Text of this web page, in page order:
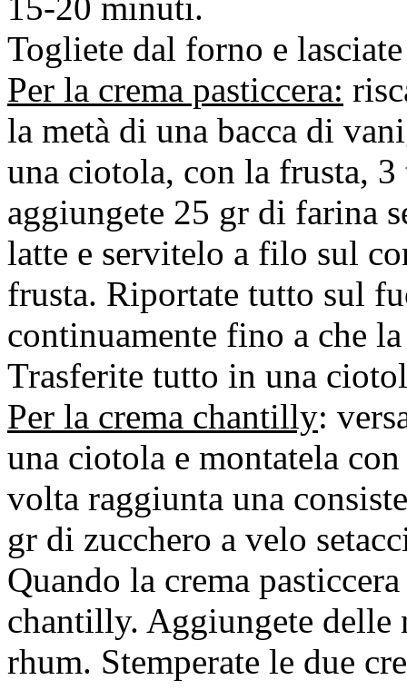
Togliete dal forno e
Per la crema pasticcera:
la metà di una bacca di
una ciotola, con la frusta,
aggiungete 25 gr di farina
latte e servitelo a filo sul
frusta. Riportate tutto sul
continuamente fino a che
Trasferite tutto in una
Per la crema chantilly:
una ciotola e montatela
volta raggiunta una
gr di zucchero a velo
Quando la crema
chantilly. Aggiungete delle
rhum. Stemperate le due